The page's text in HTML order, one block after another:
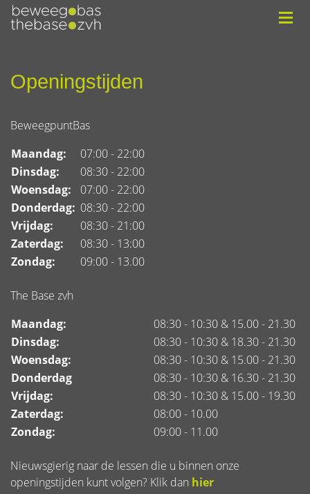
Openingstijden
BeweegpuntBas
Maandag:
07:00 - 22:00
Dinsdag:
08:30 - 22:00
Woensdag:
07:00 - 22:00
Donderdag: 08:30 - 22:00
Vrijdag:
08:30 - 21:00
Zaterdag:
08:30 - 13:00
Zondag:
09:00 - 13.00
The Base zvh
Maandag:
08:30 - 10:30 & 15.00 - 21.30
Dinsdag:
08:30 - 10:30 & 18.30 - 21.30
Woensdag:
08:30 - 10:30 & 15.00 - 21.30
Donderdag
08:30 - 10:30 & 16.30 - 21.30
Vrijdag:
08:30 - 10:30 & 15.00 - 19.30
Zaterdag:
08:00 - 10.00
Zondag:
09:00 - 11.00
Nieuwsgierig naar de lessen die u binnen onze
openingstijden kunt volgen? Klik dan hier